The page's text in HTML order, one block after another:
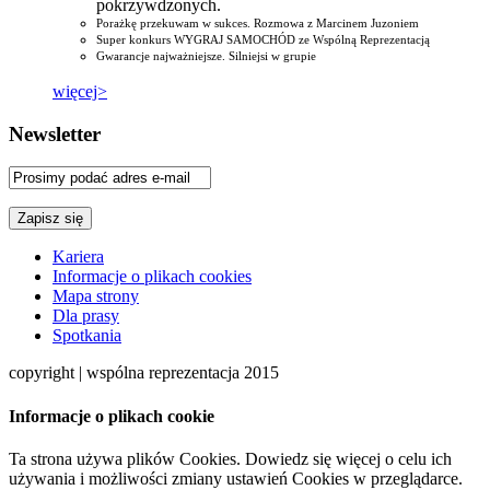
pokrzywdzonych.
Porażkę przekuwam w sukces. Rozmowa z Marcinem Juzoniem
Super konkurs WYGRAJ SAMOCHÓD ze Wspólną Reprezentacją
Gwarancje najważniejsze. Silniejsi w grupie
więcej>
Newsletter
Kariera
Informacje o plikach cookies
Mapa strony
Dla prasy
Spotkania
copyright | wspólna reprezentacja 2015
Informacje o plikach cookie
Ta strona używa plików Cookies. Dowiedz się więcej o celu ich
używania i możliwości zmiany ustawień Cookies w przeglądarce.